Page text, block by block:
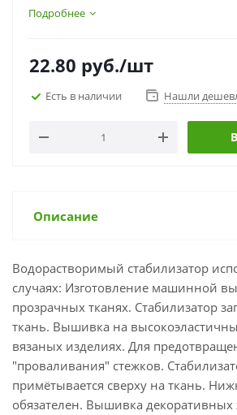
Подробнее
22.80 руб./шт
Есть в наличии Нашли
Описание
Водорастворимый стабилизатор
случаях: Изготовление машинной
прозрачных тканях. Стабилизатор
ткань. Вышивка на
вязаных изделиях. Для
"проваливания" стежков.
примётывается сверху на ткань.
обязателен. Вышивка декоративных